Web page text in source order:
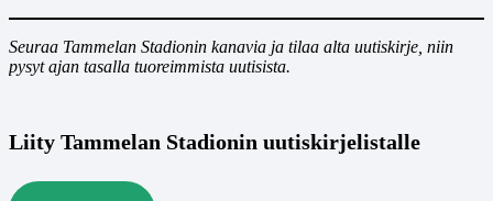
Seuraa Tammelan Stadionin kanavia ja tilaa alta uutiskirje, niin
pysyt ajan tasalla tuoreimmista uutisista.
Liity Tammelan Stadionin uutiskirjelistalle